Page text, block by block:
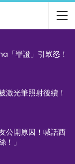
「罪證」引眾怒！
激光筆照射後續！
公開原因！喊話西
！」